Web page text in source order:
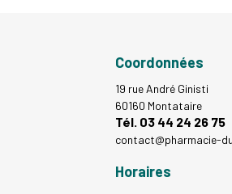
Coordonnées
19 rue André Ginisti
60160 Montataire
Tél. 03 44 24 26 75
contact@pharmacie-
Horaires